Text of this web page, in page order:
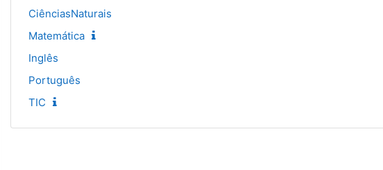
CiênciasNaturais
Matemática
Inglês
Português
TIC